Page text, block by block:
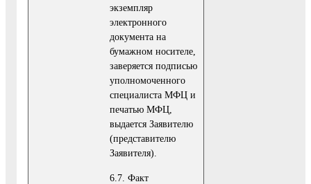
экземпляр
электронного
документа на
бумажном носителе,
заверяется подписью
уполномоченного
специалиста МФЦ и
печатью МФЦ,
выдается Заявителю
(представителю
Заявителя).
6.7. Факт